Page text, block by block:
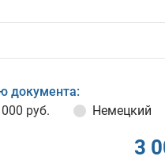
документа:
руб. Немецкий
3